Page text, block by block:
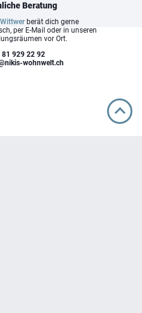
Beratung
berät dich gerne
per E-Mail oder in unseren
vor Ort.
81 929 22 92
wohnwelt.ch